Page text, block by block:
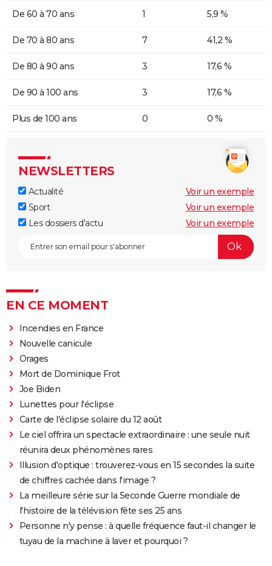
De 60 à 70 ans 1 5,9 %
De 70 à 80 ans 7 41,2 %
De 80 à 90 ans 3 17,6 %
De 90 à 100 ans 3 17,6 %
Plus de 100 ans 0 0 %
NEWSLETTERS
Actualité
Voir un exemple
Sport
Voir un exemple
Les dossiers d'actu
Voir un exemple
EN CE MOMENT
Incendies en France
Nouvelle canicule
Orages
Mort de Dominique Frot
Joe Biden
Lunettes pour l'éclipse
Carte de l'éclipse solaire du 12 août
Le ciel offrira un spectacle extraordinaire : une seule nuit
réunira deux phénomènes rares
Illusion d'optique : trouverez-vous en 15 secondes la suite
de chiffres cachée dans l'image ?
La meilleure série sur la Seconde Guerre mondiale de
l'histoire de la télévision fête ses 25 ans
Personne n'y pense : à quelle fréquence faut-il changer le
tuyau de la machine à laver et pourquoi ?